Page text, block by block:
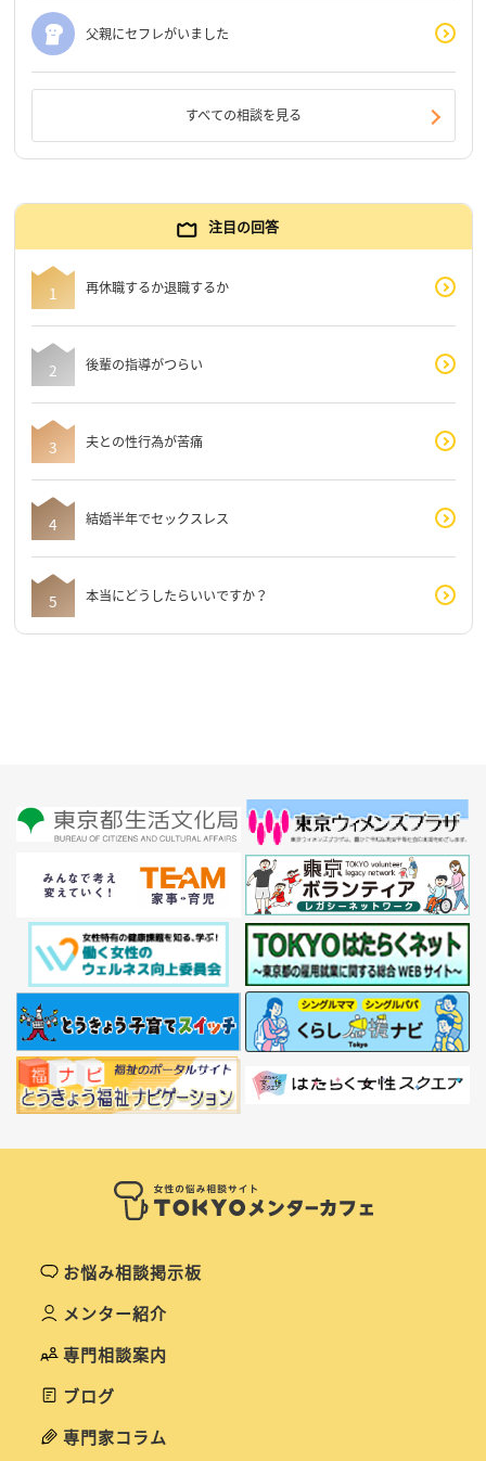
父親にセフレがいました
すべての相談を見る
注目の回答
再休職するか退職するか
後輩の指導がつらい
夫との性行為が苦痛
結婚半年でセックスレス
本当にどうしたらいいですか？
お悩み相談掲示板
メンター紹介
専門相談案内
ブログ
専門家コラム